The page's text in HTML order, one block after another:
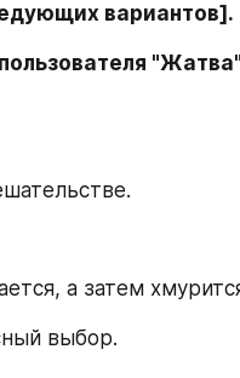
вариантов].
а затем
выбор.